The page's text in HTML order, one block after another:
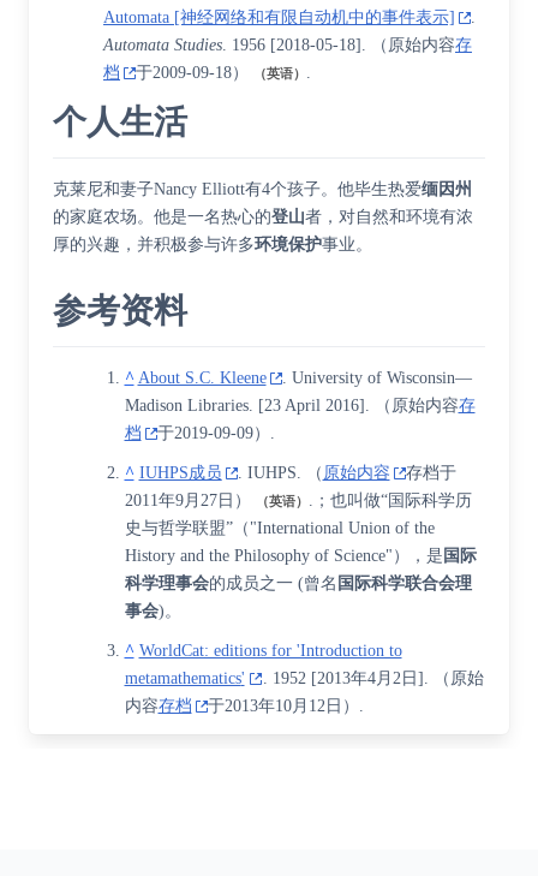
Automata [神经网络和有限自动机中的事件表示]
Automata Studies . 1956 [2018-05-18] . （原始内容存
档
于2009-09-18） （英语）
个人生活
克莱尼和妻子Nancy Elliott有4个孩子。他毕生热爱缅因州
的家庭农场。他是一名热心的登山者，对自然和环境有浓
厚的兴趣，并积极参与许多环境保护事业。
参考资料
^ About S.C. Kleene
. University of Wisconsin—
Madison Libraries. [23 April 2016] . （原始内容存
档
于2019-09-09）.
^ IUHPS成员 . IUHPS. （ 原始内容
存档于
2011年9月27日）
（英语）
；也叫做“国际科学历
史与哲学联盟”（"International Union of the
History and the Philosophy of Science"），是 国际
科学理事会的成员之一 (曾名 国际科学联合会理
事会)。
^ WorldCat: editions for 'Introduction to
metamathematics' . 1952 [2013年4月2日] . （原始
内容存档 于2013年10月12日）.